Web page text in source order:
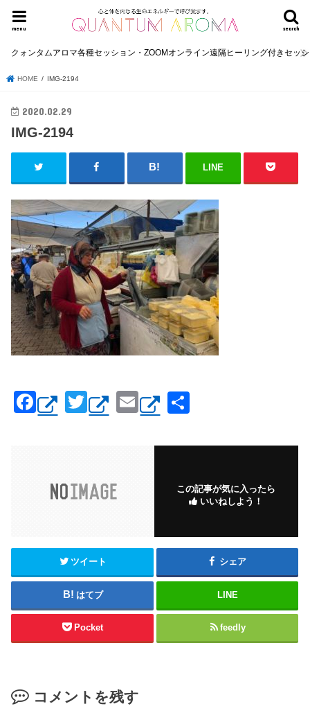
search
menu
クォンタムアロマ各種セッション・ZOOMオンライン遠隔ヒーリング付きセッ
HOME IMG-2194
2020.02.29
IMG-2194
LINE
F
a
T
wi
E
m
ail
この記事が気に入ったら
いいねしよう！
ツイート シェア
はてブ LINE
Pocket feedly
コメントを残す